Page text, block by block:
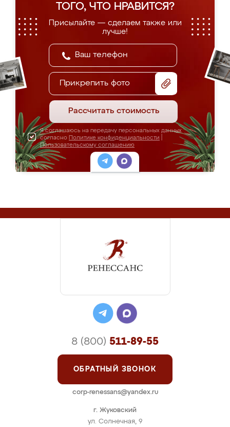
ТОГО, ЧТО НРАВИТСЯ?
Присылайте — сделаем также или
лучше!
Прикрепить фото
Рассчитать стоимость
Я соглашаюсь на передачу персональных данных
согласно Политике конфиденциальности
Пользовательскому соглашению
г. Жуковский
ул. Солнечная, 9
8 (800) 511-89-55
ОБРАТНЫЙ ЗВОНОК
corp-renessans@yandex.ru